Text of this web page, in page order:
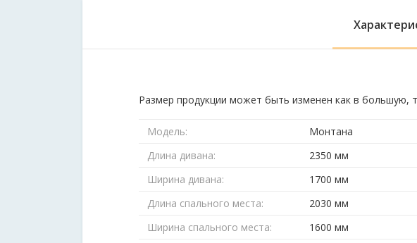
Размер продукции может быть изменен как в большую,
Модель:
Монтана
Длина дивана:
2350 мм
Ширина дивана:
1700 мм
Длина спального места:
2030 мм
Ширина спального места:
1600 мм